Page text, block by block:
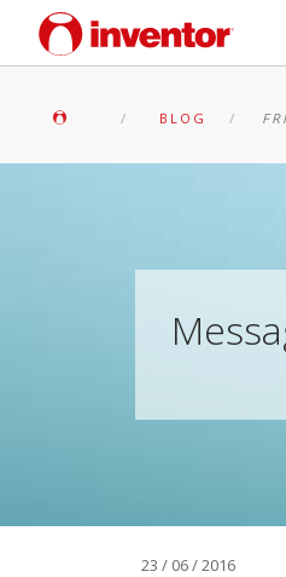
BLOG
23 / 06 / 2016